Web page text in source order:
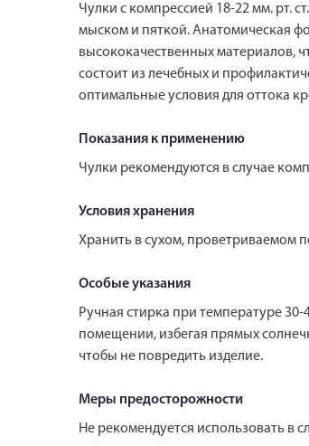
Чулки с компрессией 18-22 мм. рт.
мыском и пяткой. Анатомическая
высококачественных материалов,
состоит из лечебных и
оптимальные условия для оттока
Показания к применению
Чулки рекомендуются в случае
Условия хранения
Хранить в сухом, проветриваемом
Особые указания
Ручная стирка при температуре
помещении, избегая прямых
чтобы не повредить изделие.
Меры предосторожности
Не рекомендуется использовать в